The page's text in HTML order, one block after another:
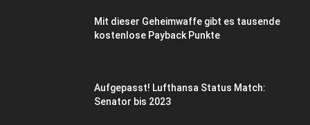
Mit dieser Geheimwaffe gibt es tausende
kostenlose Payback Punkte
Aufgepasst! Lufthansa Status Match:
Senator bis 2023